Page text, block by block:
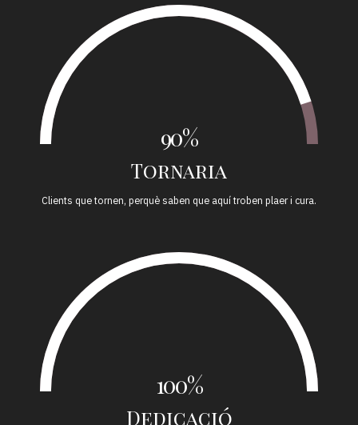
90%
Tornaria
Clients que tornen, perquè saben que aquí troben plaer i cura.
100%
Dedicació